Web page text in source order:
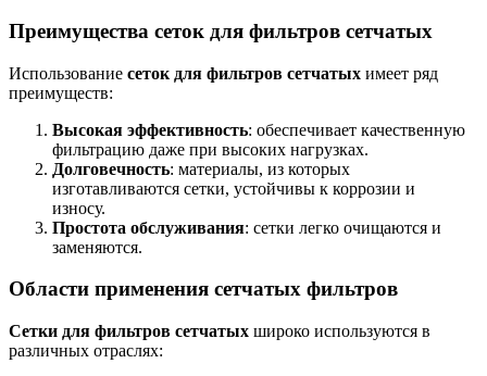
Преимущества сеток для фильтров сетчатых
Использование сеток для фильтров сетчатых имеет ряд
преимуществ:
Высокая эффективность: обеспечивает качественную
фильтрацию даже при высоких нагрузках.
Долговечность: материалы, из которых
изготавливаются сетки, устойчивы к коррозии и
износу.
Простота обслуживания: сетки легко очищаются и
заменяются.
Области применения сетчатых фильтров
Сетки для фильтров сетчатых широко используются в
различных отраслях: